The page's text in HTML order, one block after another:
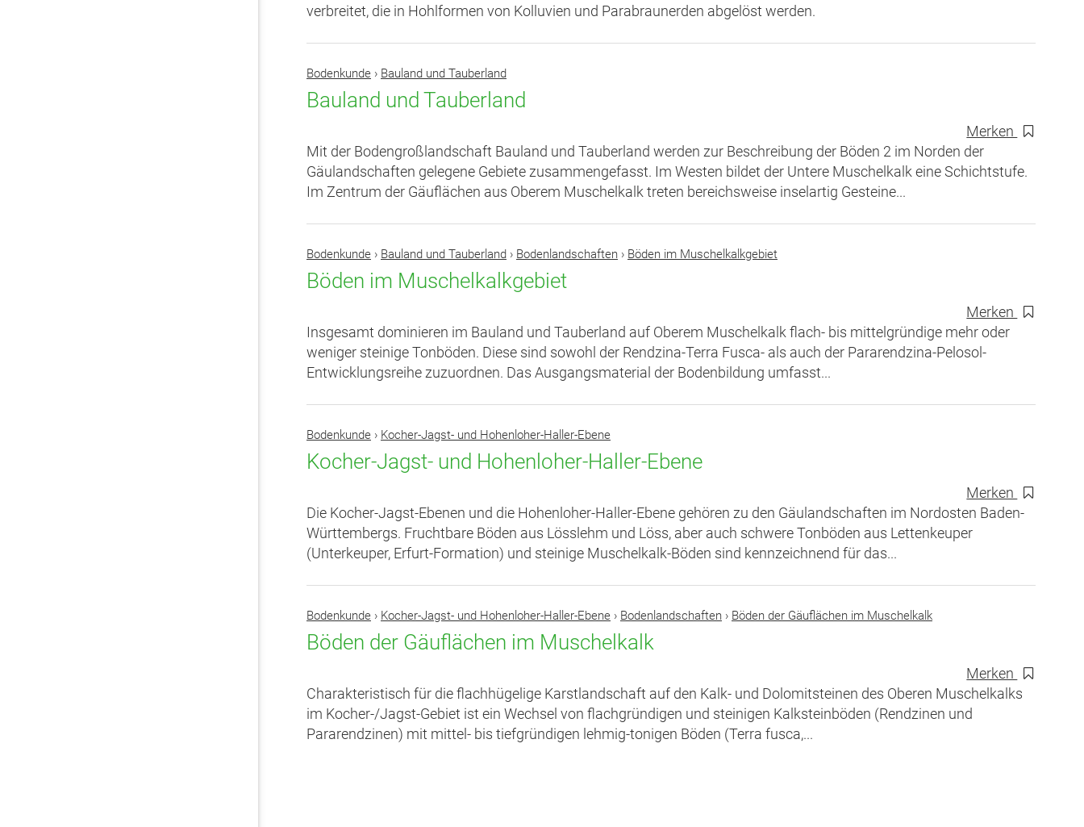
verbreitet, die in Hohlformen von Kolluvien und Parabraunerden abgelöst werden.
Bodenkunde › Bauland und Tauberland
Bauland und Tauberland
Merken
Mit der Bodengroßlandschaft Bauland und Tauberland werden zur Beschreibung der Böden 2 im Norden der
Gäulandschaften gelegene Gebiete zusammengefasst. Im Westen bildet der Untere Muschelkalk eine Schichtstufe.
Im Zentrum der Gäuflächen aus Oberem Muschelkalk treten bereichsweise inselartig Gesteine...
Bodenkunde › Bauland und Tauberland › Bodenlandschaften › Böden im Muschelkalkgebiet
Böden im Muschelkalkgebiet
Merken
Insgesamt dominieren im Bauland und Tauberland auf Oberem Muschelkalk flach- bis mittelgründige mehr oder
weniger steinige Tonböden. Diese sind sowohl der Rendzina-Terra Fusca- als auch der Pararendzina-Pelosol-
Entwicklungsreihe zuzuordnen. Das Ausgangsmaterial der Bodenbildung umfasst...
Bodenkunde › Kocher-Jagst- und Hohenloher-Haller-Ebene
Kocher-Jagst- und Hohenloher-Haller-Ebene
Merken
Die Kocher-Jagst-Ebenen und die Hohenloher-Haller-Ebene gehören zu den Gäulandschaften im Nordosten Baden-
Württembergs. Fruchtbare Böden aus Lösslehm und Löss, aber auch schwere Tonböden aus Lettenkeuper
(Unterkeuper, Erfurt-Formation) und steinige Muschelkalk-Böden sind kennzeichnend für das...
Bodenkunde › Kocher-Jagst- und Hohenloher-Haller-Ebene › Bodenlandschaften › Böden der Gäuflächen im Muschelkalk
Böden der Gäuflächen im Muschelkalk
Merken
Charakteristisch für die flachhügelige Karstlandschaft auf den Kalk- und Dolomitsteinen des Oberen Muschelkalks
im Kocher-/Jagst-Gebiet ist ein Wechsel von flachgründigen und steinigen Kalksteinböden (Rendzinen und
Pararendzinen) mit mittel- bis tiefgründigen lehmig-tonigen Böden (Terra fusca,...